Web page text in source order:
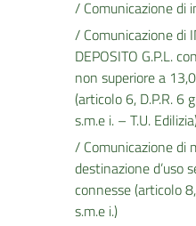
/ Comunicazione di
/ Comunicazione di
DEPOSITO G.P.L.
non superiore a
(articolo 6, D.P.R. 6
s.m.e i. – T.U.
/ Comunicazione di
destinazione d’uso
connesse (articolo
s.m.e i.)